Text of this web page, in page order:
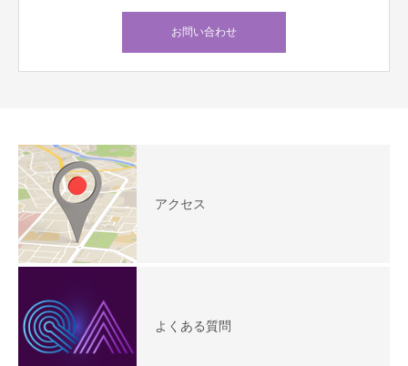
お問い合わせ
アクセス
よくある質問